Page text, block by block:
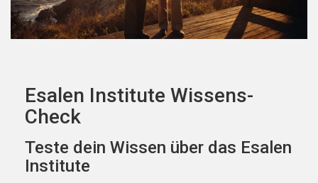
Esalen Institute Wissens-
Check
Teste dein Wissen über das Esalen
Institute